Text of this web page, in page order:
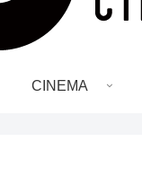
CINEMA